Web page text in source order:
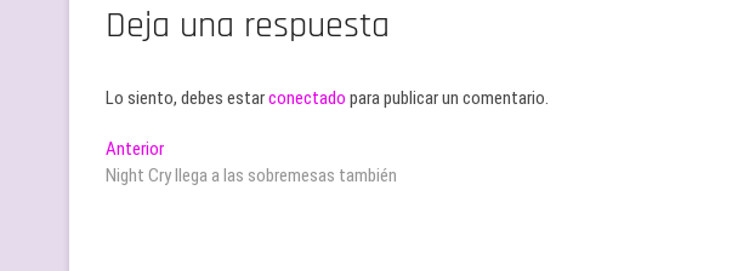
Deja una respuesta
Lo siento, debes estarconectado para publicar un comentario.
Navegación
de
AnteriorEntrada
anterior:
Night Cry llega a las sobremesas también